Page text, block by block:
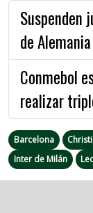
Suspenden
de
Conmebol
realizar
Barcelona
Inter de Milán